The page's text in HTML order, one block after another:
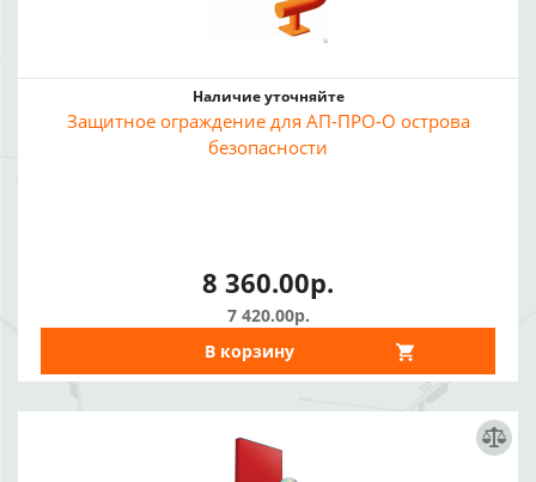
Наличие уточняйте
Защитное ограждение для АП-ПРО-О острова
безопасности
8 360.00р.
7 420.00р.
В корзину